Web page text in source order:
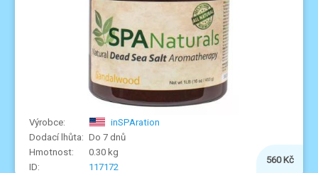
inSPAration
Do 7 dnů
0.30 kg
117172
560 Kč